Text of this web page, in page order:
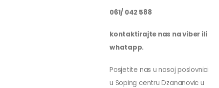
061/ 042 588
kontaktirajte nas na viber ili
whatapp.
Posjetite nas u nasoj poslovnici
u Soping centru Dzananovic u